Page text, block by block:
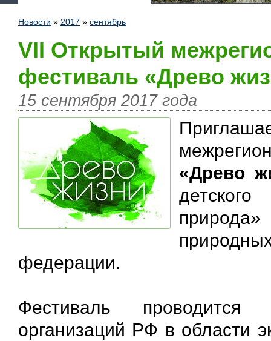
Новости » 2017 » сентябрь
VII Открытый
фестиваль «Древо
15 сентября 2017 года
«Древо
федерации.
Фестиваль проводится
организаций РФ в области